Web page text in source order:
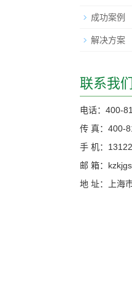
成功案例
解决方案
联系我们
电话：400-
传 真：400-
手 机：
邮 箱：
地 址：上海